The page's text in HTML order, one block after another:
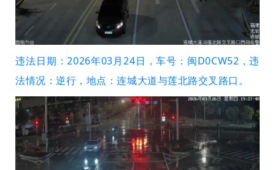
违法日期：2026年03月24日，车号：闽D0CW52，违
法情况：逆行，地点：连城大道与莲北路交叉路口。